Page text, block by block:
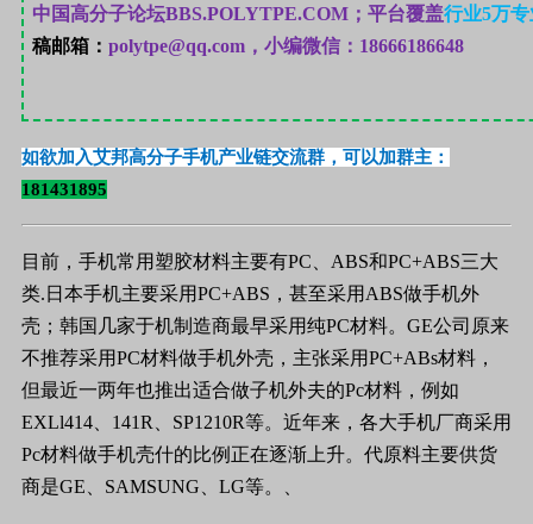
中国高分子论坛BBS.POLYTPE.COM； 平台覆盖行业5万
稿邮箱： polytpe@qq.com，小编微信：18666186648
如欲加入艾邦高分子手机产业链交流群，可以加群主：
181431895
目前，手机常用塑胶材料主要有PC ABS和PC+ABS三大
类. 日本手机主要采用PC+ABS ，甚至采用 ABS做手机外
壳；韩国几家于机制造商最早采用纯PC材料。 GE公司原来
不推荐采用PC材料做手机外壳，主张采用PC+ABs材料，
但最近一两年也推出适合做子机外夫的Pc材料，例如
EXLl414
141R SP1210R等。近年来，各大手机厂商采用
Pc材料做手机壳什的比例正在逐渐上升。代原料主要供货
商是GE SAMSUNG LG等。、